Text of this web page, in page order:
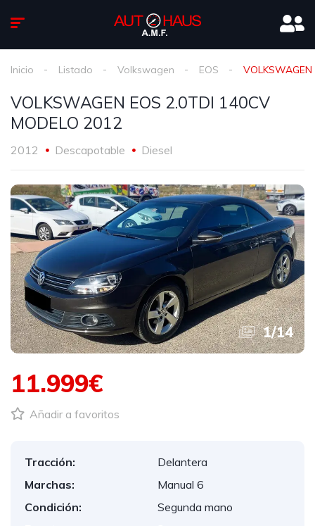
Inicio Listado Volkswagen EOS
VOLKSWAGEN EOS 2.0TDI 140CV
MODELO 2012
2012 Descapotable Diesel
1/14
11.999€
Añadir a favoritos
Tracción:
Delantera
Marchas:
Manual 6
Condición:
Segunda mano